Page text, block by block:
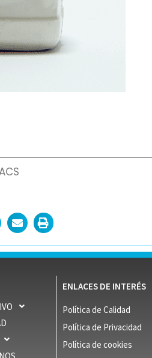
ENLACES DE INTERÉS
Política de Calidad
Política de Privacidad
Política de cookies